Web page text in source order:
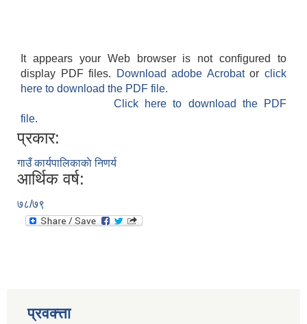
It appears your Web browser is not configured to
display PDF files.
Download adobe Acrobatorclick
here to download the PDF file.
Click here to download the PDF
file.
प्रकार:
गाउँ कार्यपालिकाकाे निणर्य
आर्थिक वर्ष:
७८/७९
प्रवक्त्ता